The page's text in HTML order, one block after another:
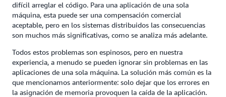
difícil arreglar el código. Para una aplicación de una sola
máquina, esta puede ser una compensación comercial
aceptable, pero en los sistemas distribuidos las consecuencias
son muchos más significativas, como se analiza más adelante.
Todos estos problemas son espinosos, pero en nuestra
experiencia, a menudo se pueden ignorar sin problemas en las
aplicaciones de una sola máquina. La solución más común es la
que mencionamos anteriormente: solo dejar que los errores en
la asignación de memoria provoquen la caída de la aplicación.